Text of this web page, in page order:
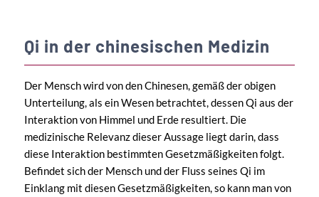
Qi in der chinesischen Medizin
Der Mensch wird von den Chinesen, gemäß der obigen
Unterteilung, als ein Wesen betrachtet, dessen Qi aus der
Interaktion von Himmel und Erde resultiert. Die
medizinische Relevanz dieser Aussage liegt darin, dass
diese Interaktion bestimmten Gesetzmäßigkeiten folgt.
Befindet sich der Mensch und der Fluss seines Qi im
Einklang mit diesen Gesetzmäßigkeiten, so kann man von